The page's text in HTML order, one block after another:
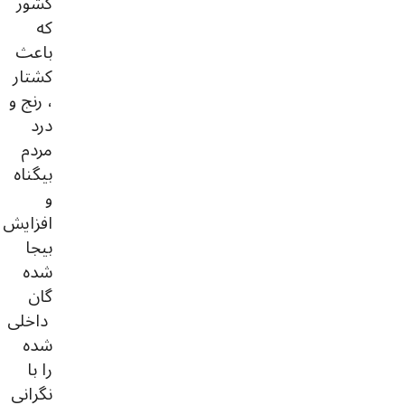
که
باعث
کشتار
، رنج و
درد
مردم
بیگناه
و
افزایش
بیجا
شده
گان
داخلی
شده
را با
نگرانی